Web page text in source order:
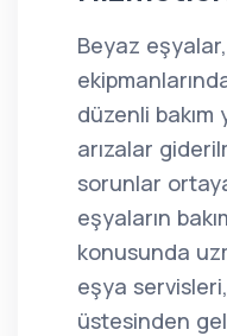
Beyaz
düzenli bakım
arızalar
sorunlar
eşyaların
konusunda
eşya
üstesinden